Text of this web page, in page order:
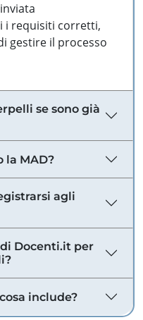
i requisiti corretti,
gestire il processo
se sono già
la MAD?
agli
Docenti.it per
include?